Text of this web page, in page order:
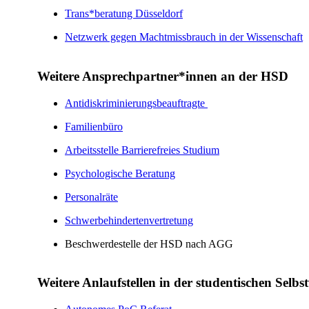
Trans*beratung Düsseldorf
Netzwerk gegen Machtmissbrauch in der Wissenschaft​
​Weitere Ansprechpartner*innen an der HSD
Antidiskriminierungsbeauftragte ​
Familienbüro
Arbeitsstelle Barrierefreies Studium​
Psychologische Beratung
Personalräte
Schwerbehindertenvertretung​​
Beschwerdestelle der HSD nach AGG
Weitere Anlaufstellen​ in der studentischen